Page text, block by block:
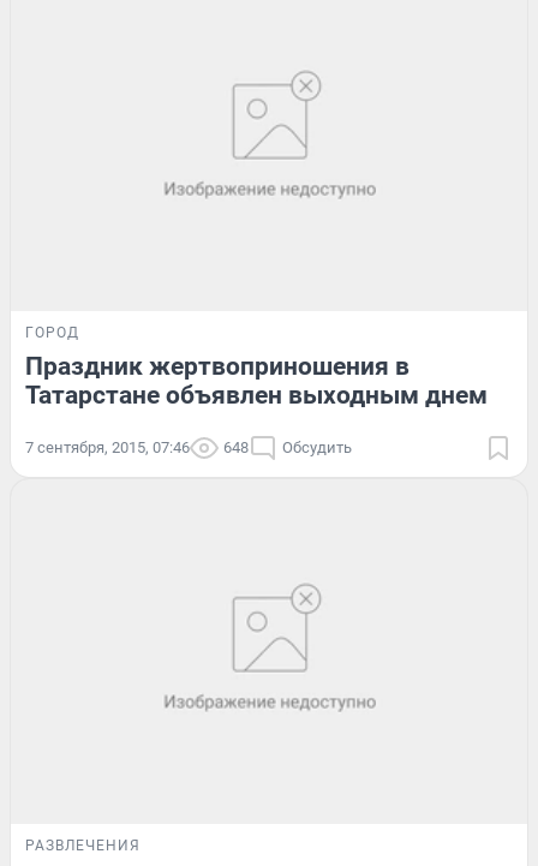
ГОРОД
Праздник жертвоприношения в
Татарстане объявлен выходным днем
7 сентября, 2015, 07:46 648 Обсудить
РАЗВЛЕЧЕНИЯ